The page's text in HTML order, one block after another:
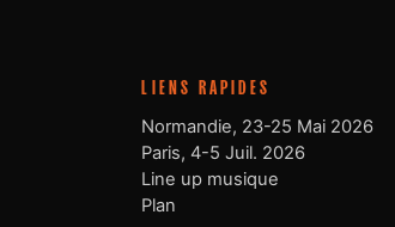
LIENS RAPIDES
Normandie, 23-25 Mai 2026
Paris, 4-5 Juil. 2026
Line up musique
Plan